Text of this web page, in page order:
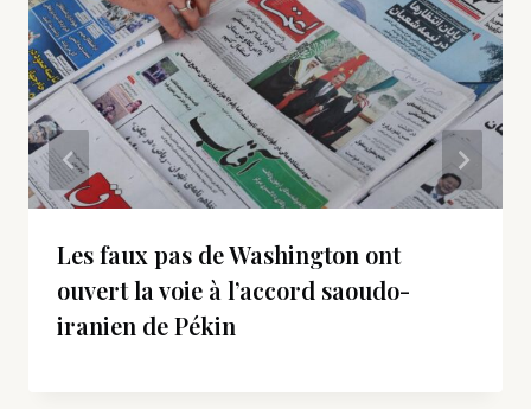
Les faux pas de Washington ont
ouvert la voie à l’accord saoudo-
iranien de Pékin